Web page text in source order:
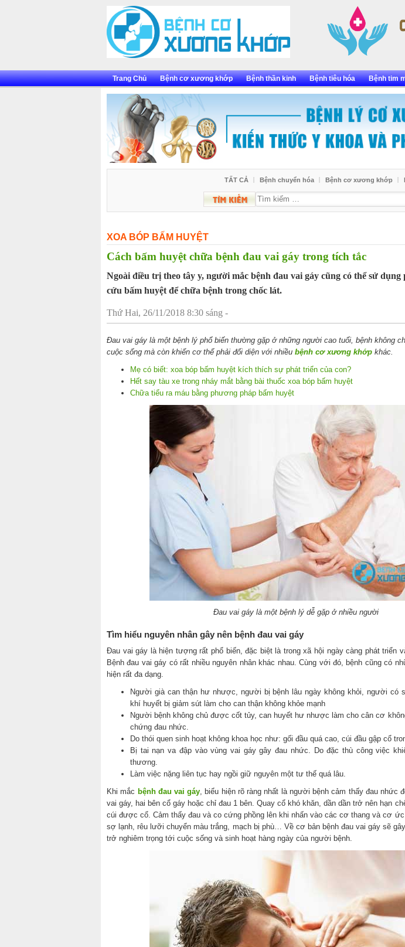
Trang Chủ Bệnh cơ xương khớp Bệnh thần kinh Bệnh tiêu hóa Bệnh tim
TẤT CẢ Bệnh chuyển hóa Bệnh cơ xương khớp
XOA BÓP BẤM HUYỆT
Cách bấm huyệt chữa bệnh đau vai gáy trong tích tắc
Ngoài điều trị theo tây y, người mắc bệnh đau vai gáy cũng có thể sử
cứu bấm huyệt để chữa bệnh trong chốc lát.
Thứ Hai, 26/11/2018 8:30 sáng -
Đau vai gáy là một bệnh lý phổ biến thường gặp ở những người cao tuổi, bệnh không
cuộc sống mà còn khiến cơ thể phải đối diện với nhiều bệnh cơ xương khớp khác.
Mẹ có biết: xoa bóp bấm huyệt kích thích sự phát triển của con?
Hết say tàu xe trong nháy mắt bằng bài thuốc xoa bóp bấm huyệt
Chữa tiểu ra máu bằng phương pháp bấm huyệt
Đau vai gáy là một bệnh lý dễ gặp ở nhiều người
Tìm hiểu nguyên nhân gây nên bệnh đau vai gáy
Đau vai gáy là hiện tượng rất phổ biến, đặc biệt là trong xã hội ngày càng phát triển
Bệnh đau vai gáy có rất nhiều nguyên nhân khác nhau. Cùng với đó, bệnh cũng có
hiện rất đa dạng.
Người già can thận hư nhược, người bị bệnh lâu ngày không khỏi, người có
khí huyết bị giảm sút làm cho can thận không khỏe mạnh
Người bệnh không chủ được cốt tủy, can huyết hư nhược làm cho cân cơ
chứng đau nhức.
Do thói quen sinh hoạt không khoa học như: gối đầu quá cao, cúi đầu gập cổ
Bị tai nạn va đập vào vùng vai gáy gây đau nhức. Do đặc thù công việc
thương.
Làm việc nặng liên tục hay ngồi giữ nguyên một tư thế quá lâu.
Khi mắc bệnh đau vai gáy, biểu hiện rõ ràng nhất là người bệnh cảm thấy đau nhức
vai gáy, hai bên cổ gáy hoặc chỉ đau 1 bên. Quay cổ khó khăn, dần dần trở nên hạn
cúi được cổ. Cảm thấy đau và co cứng phồng lên khi nhấn vào các cơ thang và cơ
sợ lạnh, rêu lưỡi chuyển màu trắng, mạch bị phù… Về cơ bản bệnh đau vai gáy sẽ
trở nghiêm trọng tới cuộc sống và sinh hoạt hàng ngày của người bệnh.